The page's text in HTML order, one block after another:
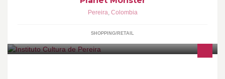
Pereira, Colombia
SHOPPING/RETAIL